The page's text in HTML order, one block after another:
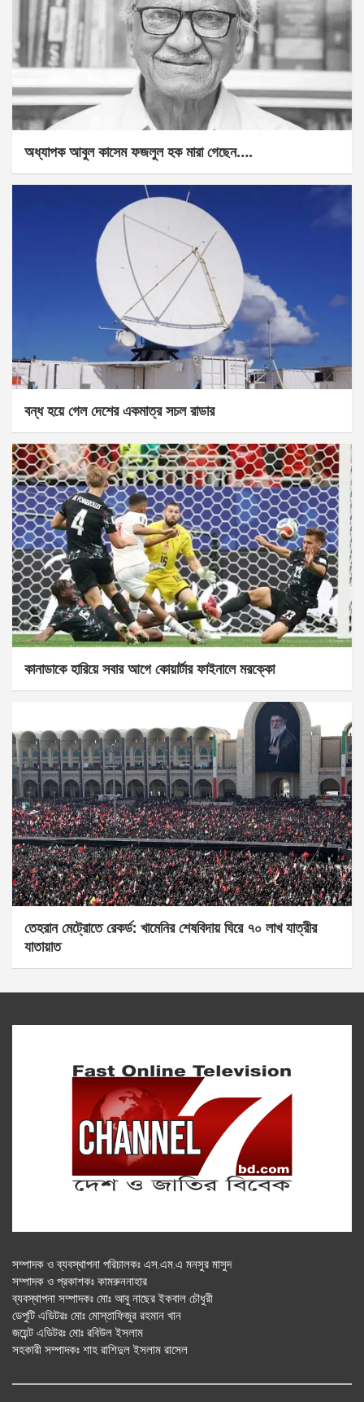
অধ্যাপক আবুল কাসেম ফজলুল হক মারা গেছেন….
বন্ধ হয়ে গেল দেশের একমাত্র সচল রাডার
কানাডাকে হারিয়ে সবার আগে কোয়ার্টার ফাইনালে মরক্কো
তেহরান মেট্রোতে রেকর্ড: খামেনির শেষবিদায় ঘিরে ৭০ লাখ যাত্রীর
যাতায়াত
সম্পাদক ও ব্যবস্থাপনা পরিচালকঃ এস.এম.এ মনসুর মাসুদ
সম্পাদক ও প্রকাশকঃ কামরুননাহার
ব্যবস্থাপনা সম্পাদকঃ মোঃ আবু নাছের ইকবাল চৌধুরী
ডেপুটি এডিটরঃ মোঃ মোস্তাফিজুর রহমান খান
জয়েন্ট এডিটরঃ মোঃ রবিউল ইসলাম
সহকারী সম্পাদকঃ শাহ রাশিদুল ইসলাম রাসেল